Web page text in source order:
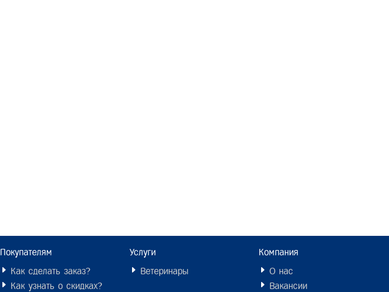
Покупателям
Как сделать заказ?
Как узнать о скидках?
Услуги
Ветеринары
Компания
О нас
Вакансии